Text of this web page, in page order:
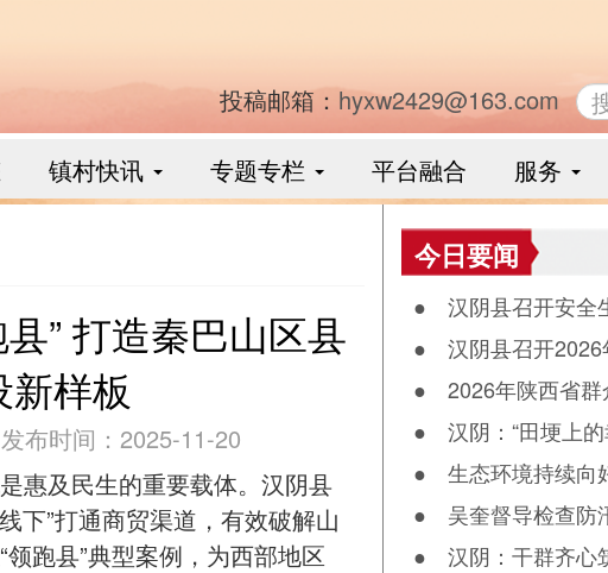
投稿邮箱： hyxw2429@163.com
镇村快讯 专题专栏 平台融合 服务
” 打造秦巴山区县
样板
发布时间：2025-11-20
惠及民生的重要载体。汉阴县
下”打通商贸渠道，有效破解山
跑县”典型案例，为西部地区
今日要闻
● 汉阴县召开安全
食品药品安全委员会
● 汉阴县召开2026
作晾晒会（党群、中
● 2026年陕西省群
阴县第十二届“能量
落幕
● 汉阴：“田埂上的
兴“好声音”
● 生态环境持续向
月河觅食
● 吴奎督导检查防
● 汉阴：干群齐心